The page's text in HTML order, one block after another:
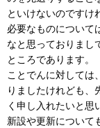
といけないのですけ
必要なものについて
なと思っておりまし
ところであります。
ことでんに対しては
りましたけれども、
く申し入れたいと思
新設や更新について